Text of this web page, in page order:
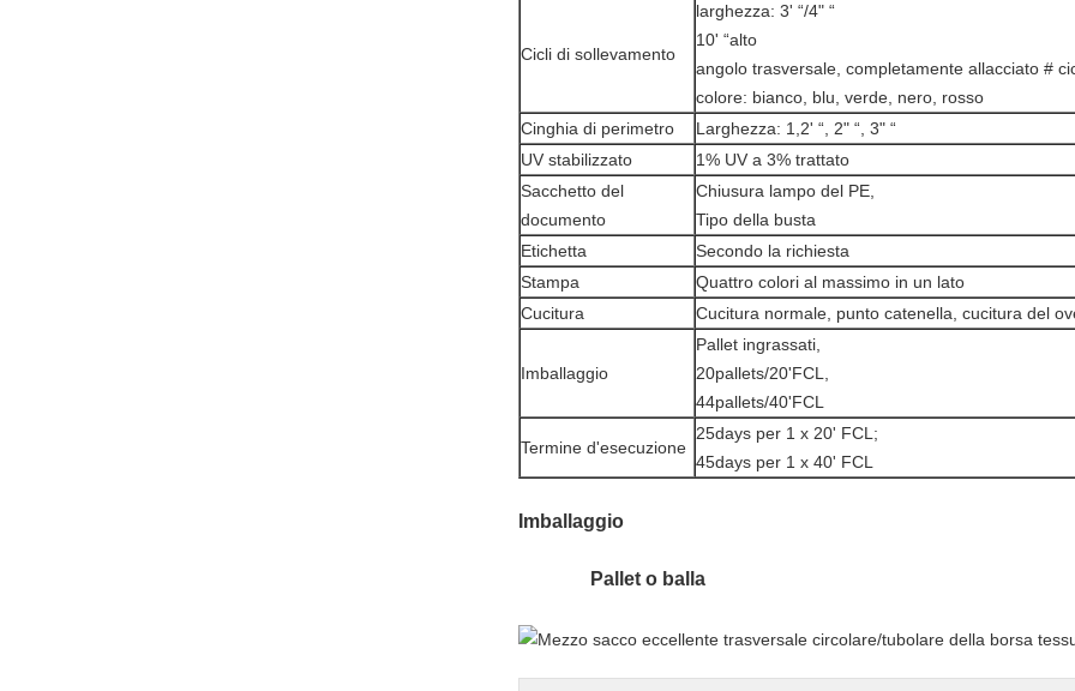
Cicli di sollevamento
larghezza: 3' “/4" “
10' “alto
angolo trasversale, completamente allacciato #
colore: bianco, blu, verde, nero, rosso
Cinghia di perimetro
Larghezza: 1,2' “, 2" “, 3" “
UV stabilizzato
1% UV a 3% trattato
Sacchetto del
documento
Chiusura lampo del PE,
Tipo della busta
Etichetta
Secondo la richiesta
Stampa
Quattro colori al massimo in un lato
Cucitura
Cucitura normale, punto catenella, cucitura del
Imballaggio
Pallet ingrassati,
20pallets/20'FCL,
44pallets/40'FCL
Termine d'esecuzione
25days per 1 x 20' FCL;
45days per 1 x 40' FCL
Imballaggio
Pallet o balla